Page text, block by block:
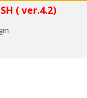
( ver.4.2)